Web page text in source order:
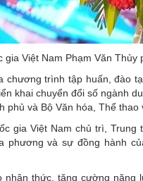
gia Việt Nam Phạm Văn
chương trình tập huấn, đào
khai chuyển đổi số ngành
và Bộ Văn hóa, Thể thao
gia Việt Nam chủ trì,
phương và sự đồng hành
thức, tăng cường